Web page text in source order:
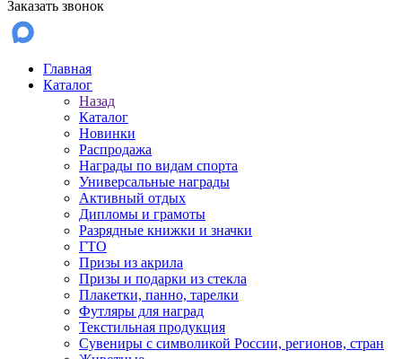
Заказать звонок
Главная
Каталог
Назад
Каталог
Новинки
Распродажа
Награды по видам спорта
Универсальные награды
Активный отдых
Дипломы и грамоты
Разрядные книжки и значки
ГТО
Призы из акрила
Призы и подарки из стекла
Плакетки, панно, тарелки
Футляры для наград
Текстильная продукция
Сувениры с символикой России, регионов, стран